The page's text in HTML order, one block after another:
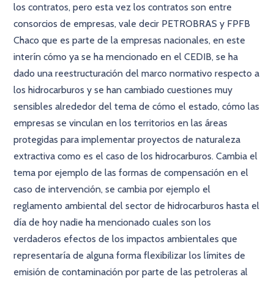
los contratos, pero esta vez los contratos son entre
consorcios de empresas, vale decir PETROBRAS y FPFB
Chaco que es parte de la empresas nacionales, en este
interín cómo ya se ha mencionado en el CEDIB, se ha
dado una reestructuración del marco normativo respecto a
los hidrocarburos y se han cambiado cuestiones muy
sensibles alrededor del tema de cómo el estado, cómo las
empresas se vinculan en los territorios en las áreas
protegidas para implementar proyectos de naturaleza
extractiva como es el caso de los hidrocarburos. Cambia el
tema por ejemplo de las formas de compensación en el
caso de intervención, se cambia por ejemplo el
reglamento ambiental del sector de hidrocarburos hasta el
día de hoy nadie ha mencionado cuales son los
verdaderos efectos de los impactos ambientales que
representaría de alguna forma flexibilizar los límites de
emisión de contaminación por parte de las petroleras al